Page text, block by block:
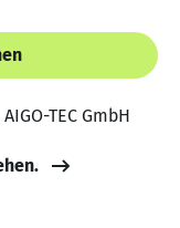
TEC GmbH